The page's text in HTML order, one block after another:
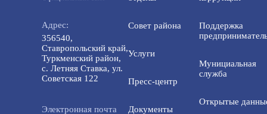
Адрес:
356540,
Ставропольский край,
Туркменский район,
с. Летняя Ставка, ул.
Советская 122
Электронная почта
Совет района
Услуги
Пресс-центр
Документы
Поддержка
Мунициальная
служба
Открытые